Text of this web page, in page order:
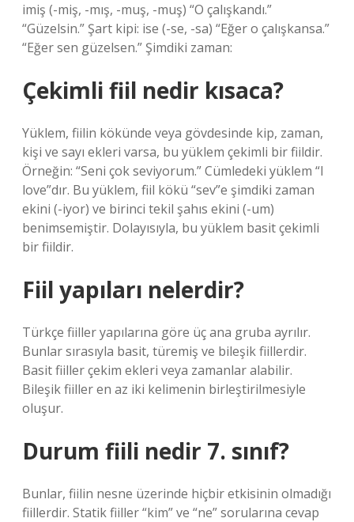
imiş (-miş, -mış, -muş, -muş) “O çalışkandı.”
“Güzelsin.” Şart kipi: ise (-se, -sa) “Eğer o çalışkansa.”
“Eğer sen güzelsen.” Şimdiki zaman:
Çekimli fiil nedir kısaca?
Yüklem, fiilin kökünde veya gövdesinde kip, zaman,
kişi ve sayı ekleri varsa, bu yüklem çekimli bir fiildir.
Örneğin: “Seni çok seviyorum.” Cümledeki yüklem “I
love”dır. Bu yüklem, fiil kökü “sev”e şimdiki zaman
ekini (-iyor) ve birinci tekil şahıs ekini (-um)
benimsemiştir. Dolayısıyla, bu yüklem basit çekimli
bir fiildir.
Fiil yapıları nelerdir?
Türkçe fiiller yapılarına göre üç ana gruba ayrılır.
Bunlar sırasıyla basit, türemiş ve bileşik fiillerdir.
Basit fiiller çekim ekleri veya zamanlar alabilir.
Bileşik fiiller en az iki kelimenin birleştirilmesiyle
oluşur.
Durum fiili nedir 7. sınıf?
Bunlar, fiilin nesne üzerinde hiçbir etkisinin olmadığı
fiillerdir. Statik fiiller “kim” ve “ne” sorularına cevap